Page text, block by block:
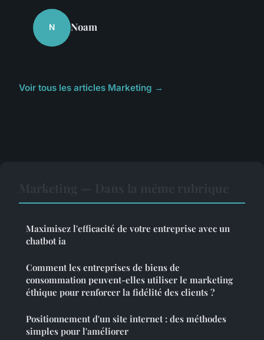
N Noam
Voir tous les articles Marketing →
Maximisez l'efficacité de votre entreprise avec un
chatbot ia
Comment les entreprises de biens de
consommation peuvent-elles utiliser le marketing
éthique pour renforcer la fidélité des clients ?
Positionnement d'un site internet : des méthodes
simples pour l'améliorer